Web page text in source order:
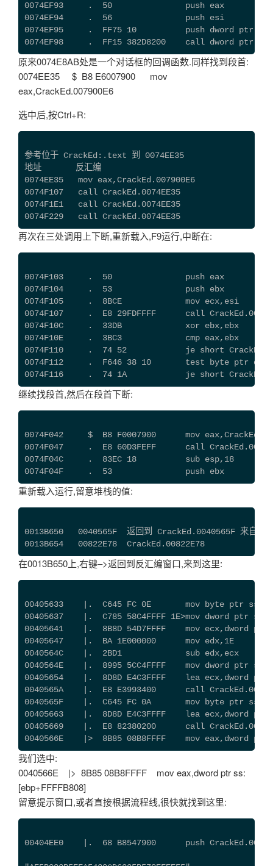
0074EF93     .  50               push eax
0074EF94     .  56               push esi
0074EF95     .  FF75 10          push dword ptr
0074EF98     .  FF15 382D8200    call dword ptr
原来0074E8AB处是一个对话框的回调函数.同样找到段首:
0074EE35 $ B8 E6007900 mov
eax,CrackEd.007900E6
选中后,按Ctrl+R:
参考位于 CrackEd:.text 到 0074EE35
地址       反汇编
0074EE35   mov eax,CrackEd.007900E6
0074F107   call CrackEd.0074EE35
0074F1E1   call CrackEd.0074EE35
0074F229   call CrackEd.0074EE35
再次在三处调用上下断,重新载入,F9运行,中断在:
0074F103     .  50               push eax
0074F104     .  53               push ebx
0074F105     .  8BCE             mov ecx,esi
0074F107     .  E8 29FDFFFF      call
0074F10C     .  33DB             xor ebx,ebx
0074F10E     .  3BC3             cmp eax,ebx
0074F110     .  74 52            je short
0074F112     .  F646 38 10       test byte ptr
0074F116     .  74 1A            je short
继续找段首,然后在段首下断:
0074F042     $  B8 F0007900      mov
0074F047     .  E8 60D3FEFF      call
0074F04C     .  83EC 18          sub esp,18
0074F04F     .  53               push ebx
重新载入运行,留意堆栈的值:
0013B650   0040565F  返回到 CrackEd.0040565F 来自
0013B654   00822E78  CrackEd.00822E78
在0013B650上,右键–>返回到反汇编窗口,来到这里:
00405633    |.  C645 FC 0E       mov byte ptr
00405637    |.  C785 58C4FFFF 1E>mov dword ptr
00405641    |.  8B8D 54D7FFFF    mov ecx,dword
00405647    |.  BA 1E000000      mov edx,1E
0040564C    |.  2BD1             sub edx,ecx
0040564E    |.  8995 5CC4FFFF    mov dword ptr
00405654    |.  8D8D E4C3FFFF    lea ecx,dword
0040565A    |.  E8 E3993400      call
0040565F    |.  C645 FC 0A       mov byte ptr
00405663    |.  8D8D E4C3FFFF    lea ecx,dword
00405669    |.  E8 82380200      call
0040566E    |>  8B85 08B8FFFF    mov eax,dword
我们选中:
0040566E |> 8B85 08B8FFFF mov eax,dword ptr ss:
[ebp+FFFFB808]
留意提示窗口,或者直接根据流程线,很快就找到这里:
00404EE0    |.  68 B8547900      push